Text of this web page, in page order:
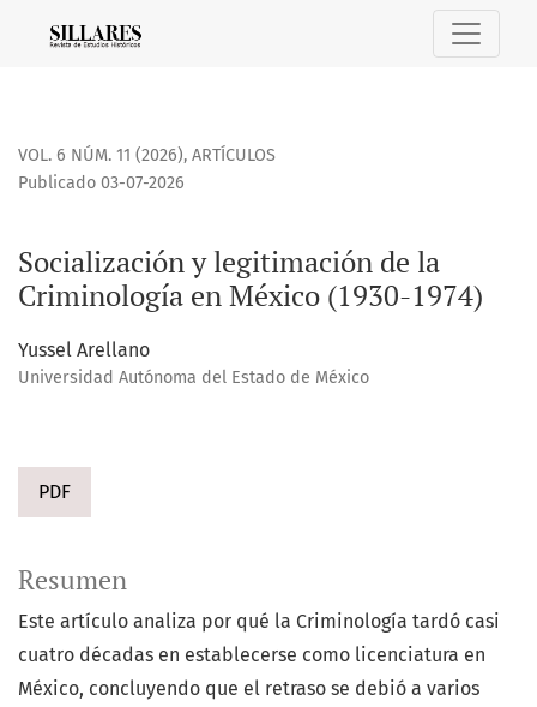
Socialización y legitimación de la Criminología en México
VOL. 6 NÚM. 11 (2026), ARTÍCULOS
Socialización y legitimación de la
Criminología en México (1930-1974)
Publicado 03-07-2026
Yussel Arellano
Universidad Autónoma del Estado de México
PDF
Resumen
Este artículo analiza por qué la Criminología tardó casi
cuatro décadas en establecerse como licenciatura en
México, concluyendo que el retraso se debió a varios